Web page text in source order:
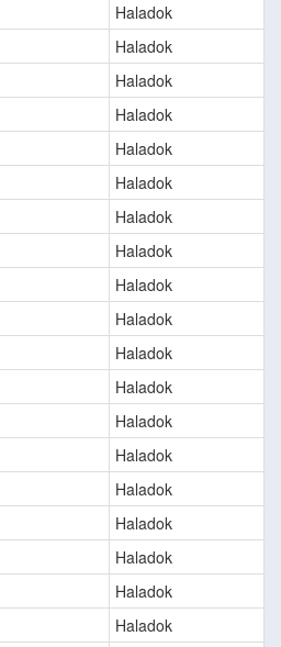
Haladok
Haladok
Haladok
Haladok
Haladok
Haladok
Haladok
Haladok
Haladok
Haladok
Haladok
Haladok
Haladok
Haladok
Haladok
Haladok
Haladok
Haladok
Haladok